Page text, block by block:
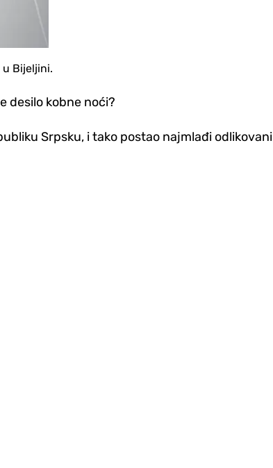
Bijeljini.
desilo kobne noći?
Srpsku, i tako postao najmlađi